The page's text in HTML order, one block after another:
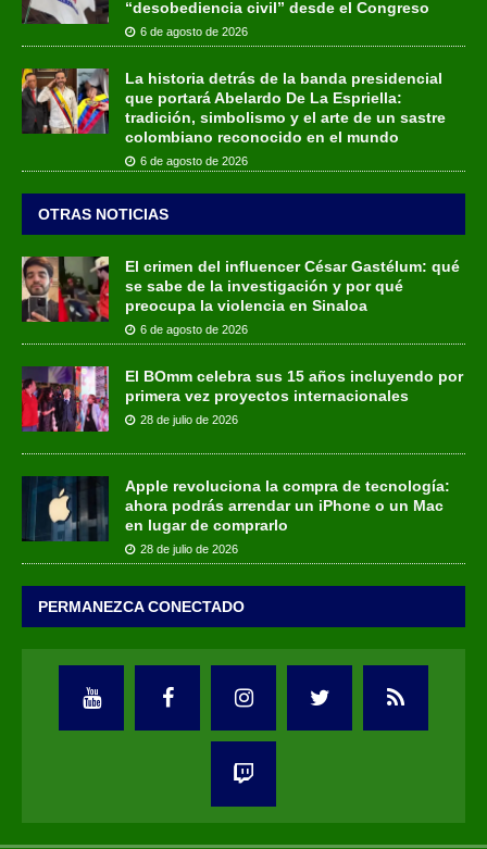
“desobediencia civil” desde el Congreso
6 de agosto de 2026
La historia detrás de la banda presidencial
que portará Abelardo De La Espriella:
tradición, simbolismo y el arte de un sastre
colombiano reconocido en el mundo
6 de agosto de 2026
OTRAS NOTICIAS
El crimen del influencer César Gastélum: qué
se sabe de la investigación y por qué
preocupa la violencia en Sinaloa
6 de agosto de 2026
El BOmm celebra sus 15 años incluyendo por
primera vez proyectos internacionales
28 de julio de 2026
Apple revoluciona la compra de tecnología:
ahora podrás arrendar un iPhone o un Mac
en lugar de comprarlo
28 de julio de 2026
PERMANEZCA CONECTADO